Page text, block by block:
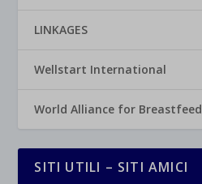
LINKAGES
Wellstart International
World Alliance for
SITI UTILI – SITI AMICI